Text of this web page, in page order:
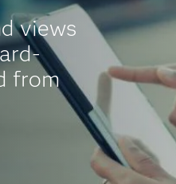
views
from